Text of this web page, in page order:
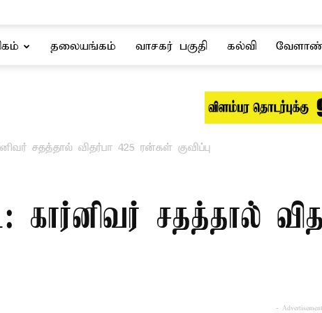
தலையங்கம் வாசகர் பகுதி கல்வி
சதத்தால் விதர்பா 425 ரன்கள் குவிப்பு
கார்னிவர் சதத்தால்
-